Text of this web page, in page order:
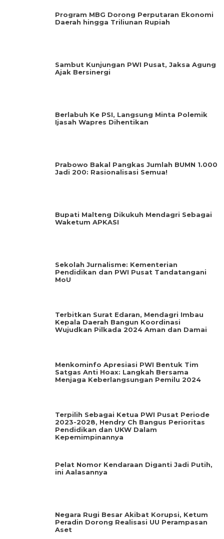
Program MBG Dorong Perputaran Ekonomi
Daerah hingga Triliunan Rupiah
Sambut Kunjungan PWI Pusat, Jaksa Agung
Ajak Bersinergi
Berlabuh Ke PSI, Langsung Minta Polemik
Ijasah Wapres Dihentikan
Prabowo Bakal Pangkas Jumlah BUMN 1.000
Jadi 200: Rasionalisasi Semua!
Bupati Malteng Dikukuh Mendagri Sebagai
Waketum APKASI
Sekolah Jurnalisme: Kementerian
Pendidikan dan PWI Pusat Tandatangani
MoU
Terbitkan Surat Edaran, Mendagri Imbau
Kepala Daerah Bangun Koordinasi
Wujudkan Pilkada 2024 Aman dan Damai
Menkominfo Apresiasi PWI Bentuk Tim
Satgas Anti Hoax: Langkah Bersama
Menjaga Keberlangsungan Pemilu 2024
Terpilih Sebagai Ketua PWI Pusat Periode
2023-2028, Hendry Ch Bangus Perioritas
Pendidikan dan UKW Dalam
Kepemimpinannya
Pelat Nomor Kendaraan Diganti Jadi Putih,
ini Aalasannya
Negara Rugi Besar Akibat Korupsi, Ketum
Peradin Dorong Realisasi UU Perampasan
Aset